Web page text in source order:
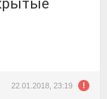
22.01.2018, 23:19